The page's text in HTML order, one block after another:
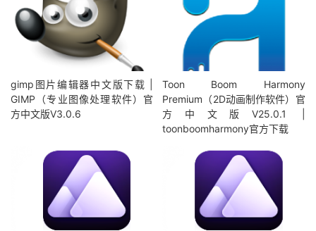
gimp图片编辑器中文版下载 |
GIMP（专业图像处理软件）官
方中文版V3.0.6
Toon Boom Harmony
Premium（2D动画制作软件）官
方中文版V25.0.1 |
toonboomharmony官方下载